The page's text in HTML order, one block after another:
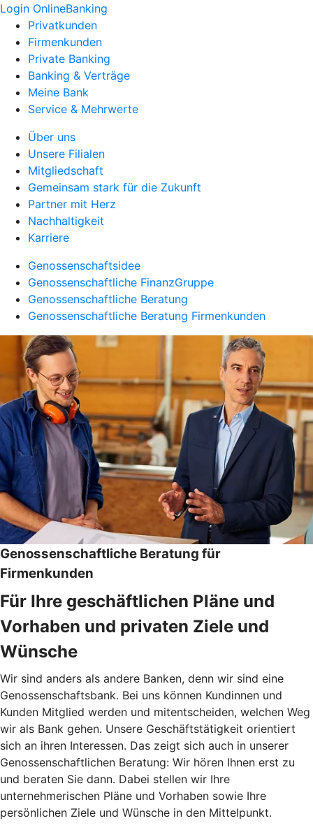
Login OnlineBanking
Privatkunden
Firmenkunden
Private Banking
Banking & Verträge
Meine Bank
Service & Mehrwerte
Über uns
Unsere Filialen
Mitgliedschaft
Gemeinsam stark für die Zukunft
Partner mit Herz
Nachhaltigkeit
Karriere
Genossenschaftsidee
Genossenschaftliche FinanzGruppe
Genossenschaftliche Beratung
Genossenschaftliche Beratung Firmenkunden
Genossenschaftliche Beratung für
Firmenkunden
Für Ihre geschäftlichen Pläne und
Vorhaben und privaten Ziele und
Wünsche
Wir sind anders als andere Banken, denn wir sind eine
Genossenschaftsbank. Bei uns können Kundinnen und
Kunden Mitglied werden und mitentscheiden, welchen Weg
wir als Bank gehen. Unsere Geschäftstätigkeit orientiert
sich an ihren Interessen. Das zeigt sich auch in unserer
Genossenschaftlichen Beratung: Wir hören Ihnen erst zu
und beraten Sie dann. Dabei stellen wir Ihre
unternehmerischen Pläne und Vorhaben sowie Ihre
persönlichen Ziele und Wünsche in den Mittelpunkt.